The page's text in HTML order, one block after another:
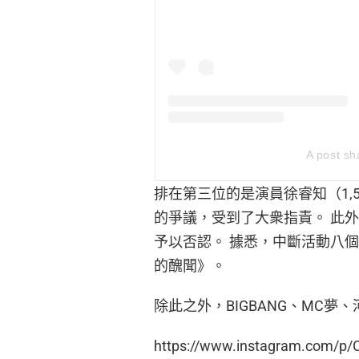
A post
排在第三位的是演員徐睿知（
的爭議，受到了大衆指責。 此
予以否認。 據悉，中斷活動八
的醜聞》。
除此之外，BIGBANG、MC夢
https://www.instagram.com/p/